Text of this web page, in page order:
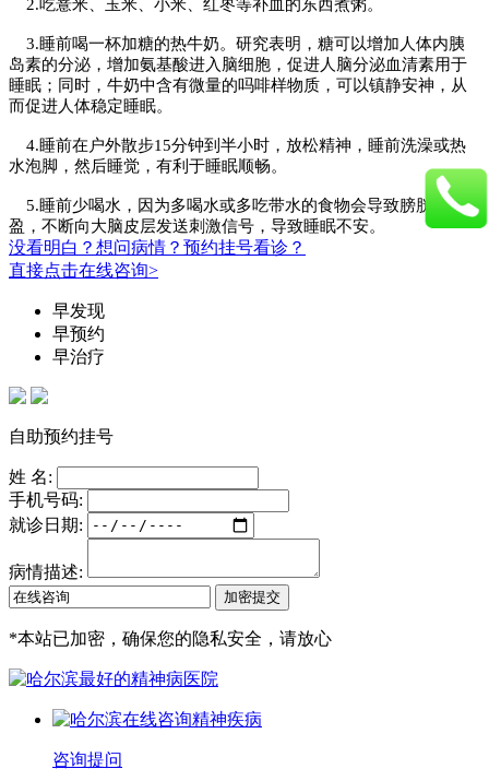
2.吃薏米、玉米、小米、红枣等补血的东西煮粥。
3.睡前喝一杯加糖的热牛奶。研究表明，糖可以增加人体内胰
岛素的分泌，增加氨基酸进入脑细胞，促进人脑分泌血清素用于
睡眠；同时，牛奶中含有微量的吗啡样物质，可以镇静安神，从
而促进人体稳定睡眠。
4.睡前在户外散步15分钟到半小时，放松精神，睡前洗澡或热
水泡脚，然后睡觉，有利于睡眠顺畅。
5.睡前少喝水，因为多喝水或多吃带水的食物会导致膀胱充
盈，不断向大脑皮层发送刺激信号，导致睡眠不安。
没看明白？想问病情？预约挂号看诊？
直接点击在线咨询>
早发现
早预约
早治疗
自助预约挂号
姓 名:
手机号码:
就诊日期:
病情描述:
*本站已加密，确保您的隐私安全，请放心
咨询提问